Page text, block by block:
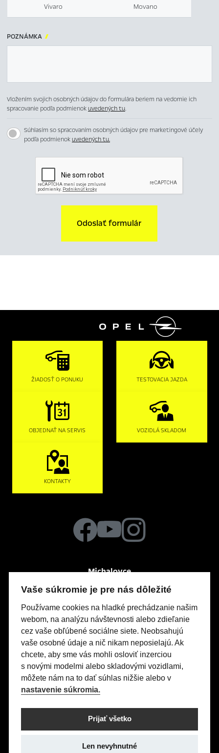
Vivaro Movano
POZNÁMKA 
Vložením svojich osobných údajov do formulára beriem na vedomie ich
spracovanie podľa podmienokuvedených tu.
Súhlasím so spracovaním osobných údajov pre marketingové účely
podľa podmienokuvedených tu.
Odoslať formulár

ŽIADOSŤ O PONUKU TESTOVACIA JAZDA
OBJEDNAŤ NA SERVIS VOZIDLÁ SKLADOM
KONTAKTY
Michalovce
Modely Opel
Titulná stránka
Skladové vozidlá
Servis & Príslušenstvo
Kontakty
Nastavení cookies
Comin.cz, s.r.o. &lead management GROWITO
Vaše súkromie je pre nás dôležité
Používame cookies na hladké prechádzanie našim
webom, na analýzu návštevnosti alebo zdieľanie
cez vaše obľúbené sociálne siete. Neobsahujú
vaše osobné údaje a nič nikam neposielajú. Ak
chcete, aby sme vás mohli osloviť inzerciou
s novými modelmi alebo skladovými vozidlami,
môžete nám na to dať súhlas nižšie alebo v
nastavenie súkromia.
Prijať všetko
Len nevyhnutné